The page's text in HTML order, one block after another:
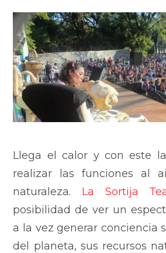
Llega el calor y con este
realizar las funciones al
naturaleza. La Sortija
posibilidad de ver un
a la vez generar conciencia
del planeta, sus recursos